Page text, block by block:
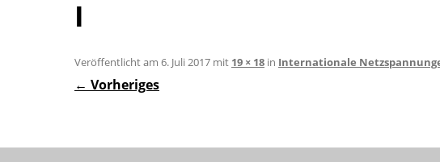
I
Veröffentlicht am 6. Juli 2017 mit 19 × 18 in Internationale
← Vorheriges